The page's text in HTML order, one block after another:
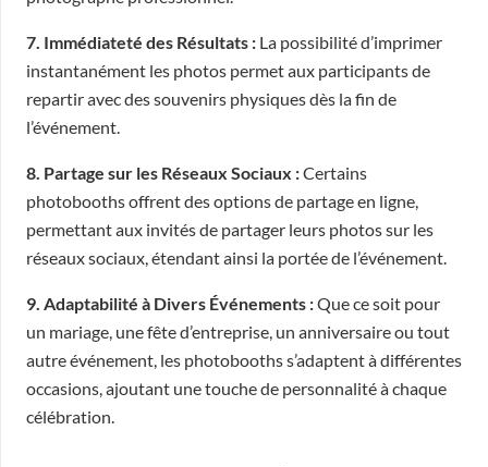
7. Immédiateté des Résultats : La possibilité d’imprimer
instantanément les photos permet aux participants de
repartir avec des souvenirs physiques dès la fin de
l’événement.
8. Partage sur les Réseaux Sociaux :Certains
photobooths offrent des options de partage en ligne,
permettant aux invités de partager leurs photos sur les
réseaux sociaux, étendant ainsi la portée de l’événement.
9. Adaptabilité à Divers Événements :Que ce soit pour
un mariage, une fête d’entreprise, un anniversaire ou tout
autre événement, les photobooths s’adaptent à différentes
occasions, ajoutant une touche de personnalité à chaque
célébration.